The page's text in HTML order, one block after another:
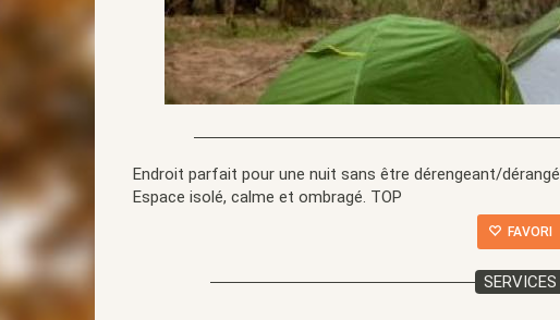
Endroit parfait pour une nuit sans être dérengeant/dérangé.
Espace isolé, calme et ombragé. TOP
FAVORI
SERVICES